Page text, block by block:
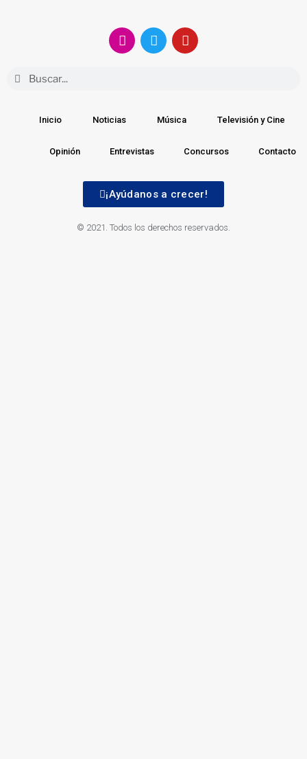
Inicio Noticias Música Televisión y Cine
Opinión Entrevistas Concursos Contacto
¡Ayúdanos a crecer!
© 2021. Todos los derechos reservados.